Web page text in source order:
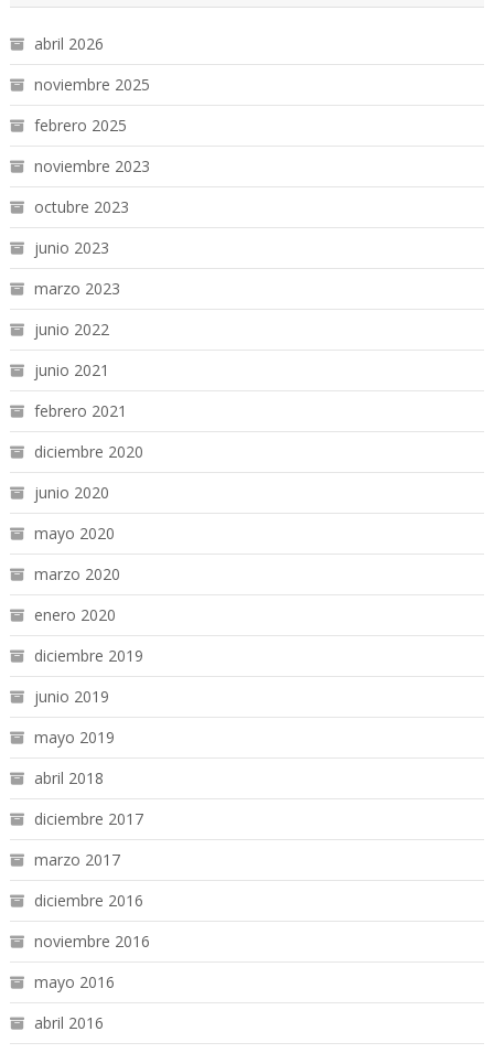
abril 2026
noviembre 2025
febrero 2025
noviembre 2023
octubre 2023
junio 2023
marzo 2023
junio 2022
junio 2021
febrero 2021
diciembre 2020
junio 2020
mayo 2020
marzo 2020
enero 2020
diciembre 2019
junio 2019
mayo 2019
abril 2018
diciembre 2017
marzo 2017
diciembre 2016
noviembre 2016
mayo 2016
abril 2016